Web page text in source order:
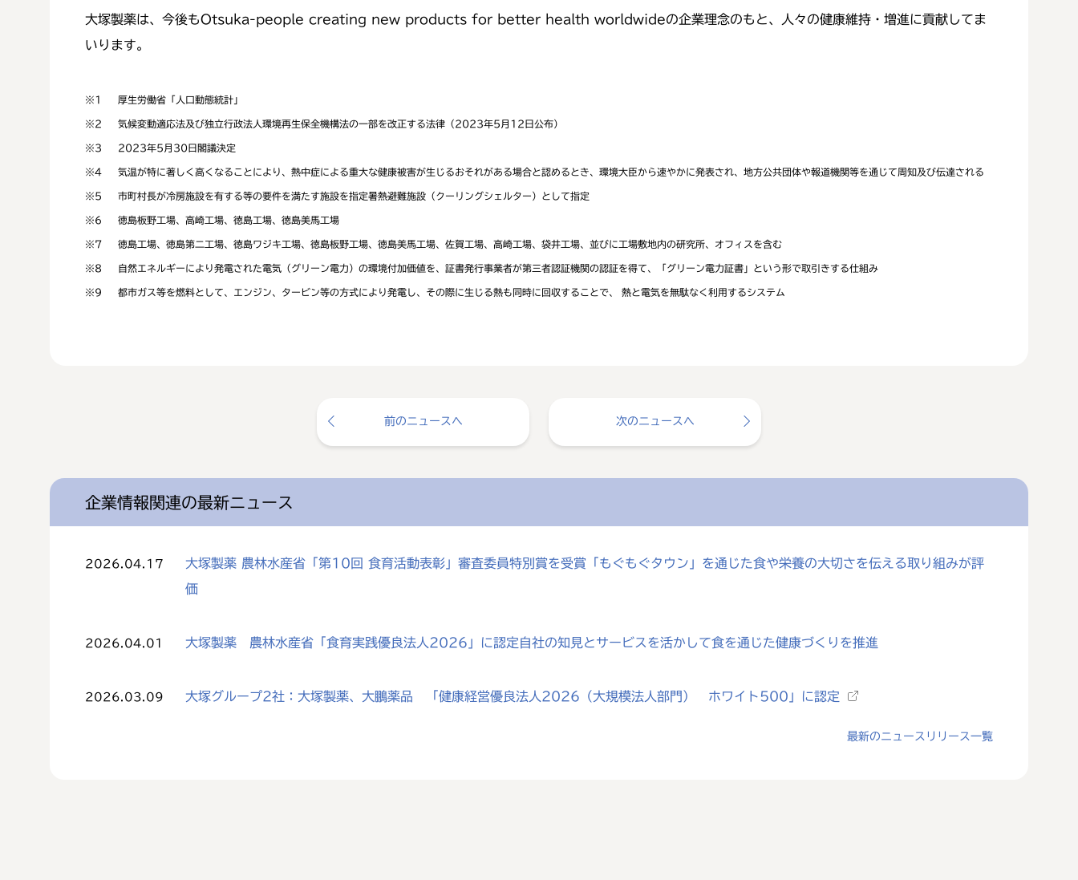
大塚製薬は、今後もOtsuka-people creating new products for better health worldwideの企業理念のもと、人々の健康維持・増進に貢献してま
いります。
※1 厚生労働省「人口動態統計」
※2 気候変動適応法及び独立行政法人環境再生保全機構法の一部を改正する法律（2023年5月12日公布）
※3 2023年5月30日閣議決定
※4 気温が特に著しく高くなることにより、熱中症による重大な健康被害が生じるおそれがある場合と認めるとき、環境大臣から速やかに発表され、地方公共団体や報道機関等を通じて周知及び伝達される
※5 市町村長が冷房施設を有する等の要件を満たす施設を指定暑熱避難施設（クーリングシェルター）として指定
※6 徳島板野工場、高崎工場、徳島工場、徳島美馬工場
※7 徳島工場、徳島第二工場、徳島ワジキ工場、徳島板野工場、徳島美馬工場、佐賀工場、高崎工場、袋井工場、並びに工場敷地内の研究所、オフィスを含む
※8 自然エネルギーにより発電された電気（グリーン電力）の環境付加価値を、証書発行事業者が第三者認証機関の認証を得て、「グリーン電力証書」という形で取引きする仕組み
※9 都市ガス等を燃料として、エンジン、タービン等の方式により発電し、その際に生じる熱も同時に回収することで、 熱と電気を無駄なく利用するシステム
前のニュースへ 次のニュースへ
企業情報関連の最新ニュース
2026.04.17
大塚製薬 農林水産省「第10回 食育活動表彰」審査委員特別賞を受賞「もぐもぐタウン」を通じた食や栄養の大切さを伝える取り組みが評
価
2026.04.01 大塚製薬 農林水産省「食育実践優良法人2026」に認定自社の知見とサービスを活かして食を通じた健康づくりを推進
2026.03.09 大塚グループ2社：大塚製薬、大鵬薬品 「健康経営優良法人2026（大規模法人部門） ホワイト500」に認定
最新のニュースリリース一覧